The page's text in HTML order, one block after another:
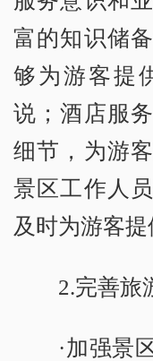
富的知识储
够为游客提
说；酒店服
细节，为游
景区工作人
及时为游客提
2.完善旅
·加强景